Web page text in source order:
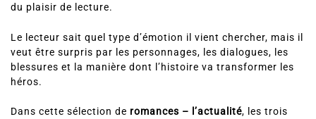
du plaisir de lecture.
Le lecteur sait quel type d’émotion il vient chercher, mais il
veut être surpris par les personnages, les dialogues, les
blessures et la manière dont l’histoire va transformer les
héros.
Dans cette sélection de romances – l’actualité, les trois